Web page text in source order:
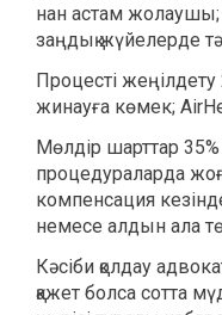
нан астам
заңдық жүйелерде
Процесті жеңілдету
жинауға көмек;
Мөлдір шарттар
процедураларда
компенсация
немесе алдын ала
Кәсіби қолдау
қажет болса сотта